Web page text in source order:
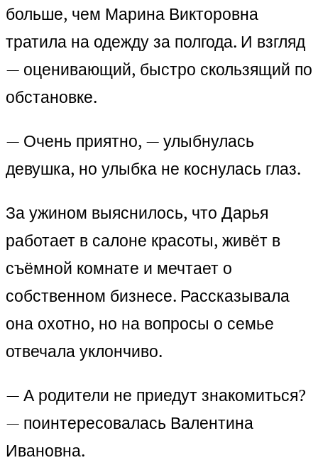
больше, чем Марина Викторовна
тратила на одежду за полгода. И взгляд
— оценивающий, быстро скользящий по
обстановке.
— Очень приятно, — улыбнулась
девушка, но улыбка не коснулась глаз.
За ужином выяснилось, что Дарья
работает в салоне красоты, живёт в
съёмной комнате и мечтает о
собственном бизнесе. Рассказывала
она охотно, но на вопросы о семье
отвечала уклончиво.
— А родители не приедут знакомиться?
— поинтересовалась Валентина
Ивановна.